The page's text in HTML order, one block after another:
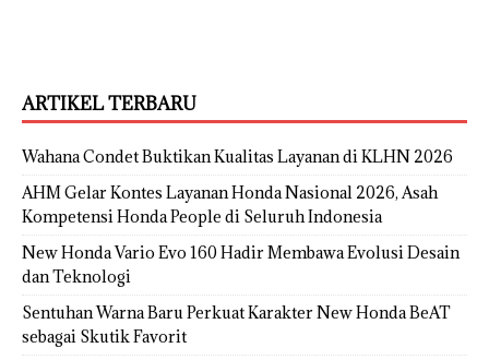
ARTIKEL TERBARU
Wahana Condet Buktikan Kualitas Layanan di KLHN 2026
AHM Gelar Kontes Layanan Honda Nasional 2026, Asah
Kompetensi Honda People di Seluruh Indonesia
New Honda Vario Evo 160 Hadir Membawa Evolusi Desain
dan Teknologi
Sentuhan Warna Baru Perkuat Karakter New Honda BeAT
sebagai Skutik Favorit